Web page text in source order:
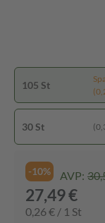
105 St
30 St
-10% AVP:
27,49 €
0,26 € / 1 St